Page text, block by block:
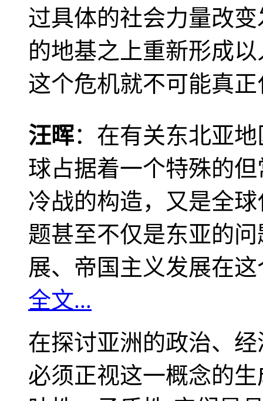
过具体的社会力量改
的地基之上重新形成
这个危机就不可能真
汪晖：在有关东北亚
球占据着一个特殊的
冷战的构造，又是全
题甚至不仅是东亚的
展、帝国主义发展在
全文...
在探讨亚洲的政治、
必须正视这一概念的